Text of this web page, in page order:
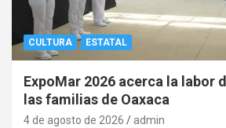
CULTURA ESTATAL
ExpoMar 2026 acerca la labor
las familias de Oaxaca
4 de agosto de 2026 admin